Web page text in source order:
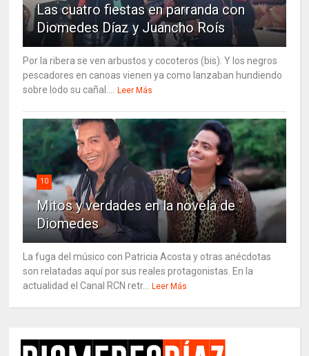
Las cuatro fiestas en parranda con
Diomedes Díaz y Juancho Roís
Por la ribera se ven arbustos y cocoteros (bis). Y los negros
pescadores en canoas vienen ya como lanzaban hundiendo
sobre lodo su cañal....
Leer Más
10
Mitos y verdades en la novela de
Diomedes
La fuga del músico con Patricia Acosta y otras anécdotas
son relatadas aquí por sus reales protagonistas. En la
actualidad el Canal RCN retr...
Leer Más